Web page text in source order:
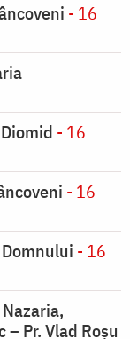
- 16
- 16
- 16
- 16
Pr. Vlad Roșu